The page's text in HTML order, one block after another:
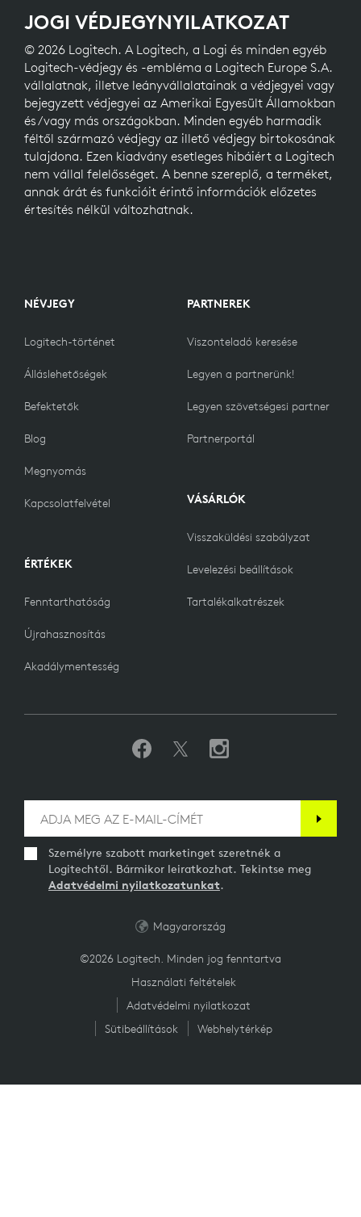
JOGI VÉDJEGYNYILATKOZAT
© 2026 Logitech. A Logitech, a Logi és minden egyéb
Logitech-védjegy és -embléma a Logitech Europe S.A.
vállalatnak, illetve leányvállalatainak a védjegyei vagy
bejegyzett védjegyei az Amerikai Egyesült Államokban
és/vagy más országokban. Minden egyéb harmadik
féltől származó védjegy az illető védjegy birtokosának
tulajdona. Ezen kiadvány esetleges hibáiért a Logitech
nem vállal felelősséget. A benne szereplő, a terméket,
annak árát és funkcióit érintő információk előzetes
értesítés nélkül változhatnak.
NÉVJEGY
Logitech-történet
Álláslehetőségek
Befektetők
Blog
Megnyomás
Kapcsolatfelvétel
ÉRTÉKEK
Fenntarthatóság
Újrahasznosítás
Akadálymentesség
PARTNEREK
Viszonteladó keresése
Legyen a partnerünk!
Legyen szövetségesi partner
Partnerportál
VÁSÁRLÓK
Visszaküldési szabályzat
Levelezési beállítások
Tartalékalkatrészek
Személyre szabott marketinget szeretnék a
Logitechtől. Bármikor leiratkozhat. Tekintse meg
Adatvédelmi nyilatkozatunkat.
©2026 Logitech. Minden jog fenntartva
Használati feltételek
Adatvédelmi nyilatkozat
Sütibeállítások
Webhelytérkép
Magyarország